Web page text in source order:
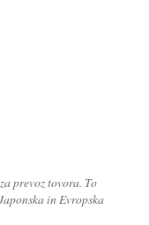
prevoz tovora. To
in Evropska